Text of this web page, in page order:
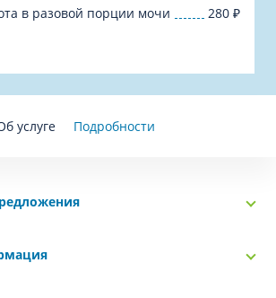
в разовой порции мочи 280 ₽
услуге Подробности